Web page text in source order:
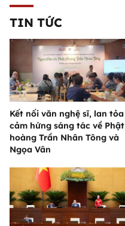
TIN TỨC
Kết nối văn nghệ sĩ, lan tỏa
cảm hứng sáng tác về Phật
hoàng Trần Nhân Tông và
Ngọa Vân